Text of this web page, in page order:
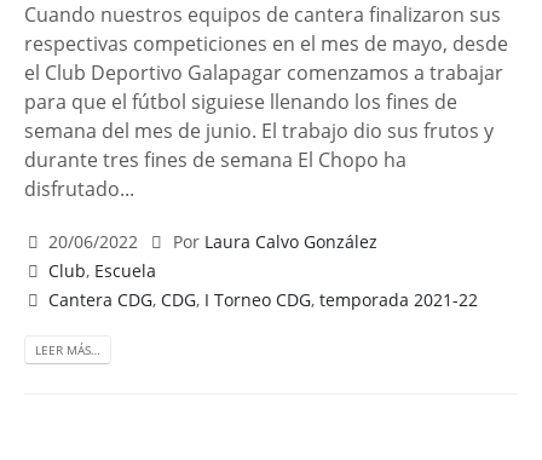
Cuando nuestros equipos de cantera finalizaron sus
respectivas competiciones en el mes de mayo, desde
el Club Deportivo Galapagar comenzamos a trabajar
para que el fútbol siguiese llenando los fines de
semana del mes de junio. El trabajo dio sus frutos y
durante tres fines de semana El Chopo ha
disfrutado...
20/06/2022 Por Laura Calvo González
Club, Escuela
Cantera CDG,CDG, I Torneo CDG,temporada 2021-22
LEER MÁS…